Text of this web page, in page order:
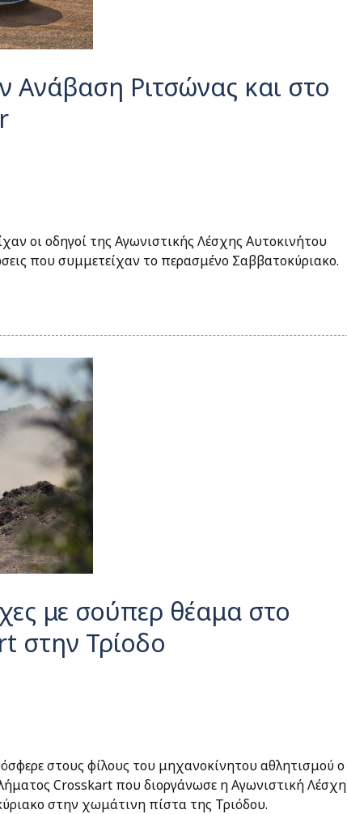
Ανάβαση Ριτσώνας και στο
οι οδηγοί της Αγωνιστικής Λέσχης Αυτοκινήτου
που συμμετείχαν το περασμένο Σαββατοκύριακο.
με σούπερ θέαμα στο
στην Τρίοδο
στους φίλους του μηχανοκίνητου αθλητισμού ο
Crosskart που διοργάνωσε η Αγωνιστική Λέσχη
στην χωμάτινη πίστα της Τριόδου.